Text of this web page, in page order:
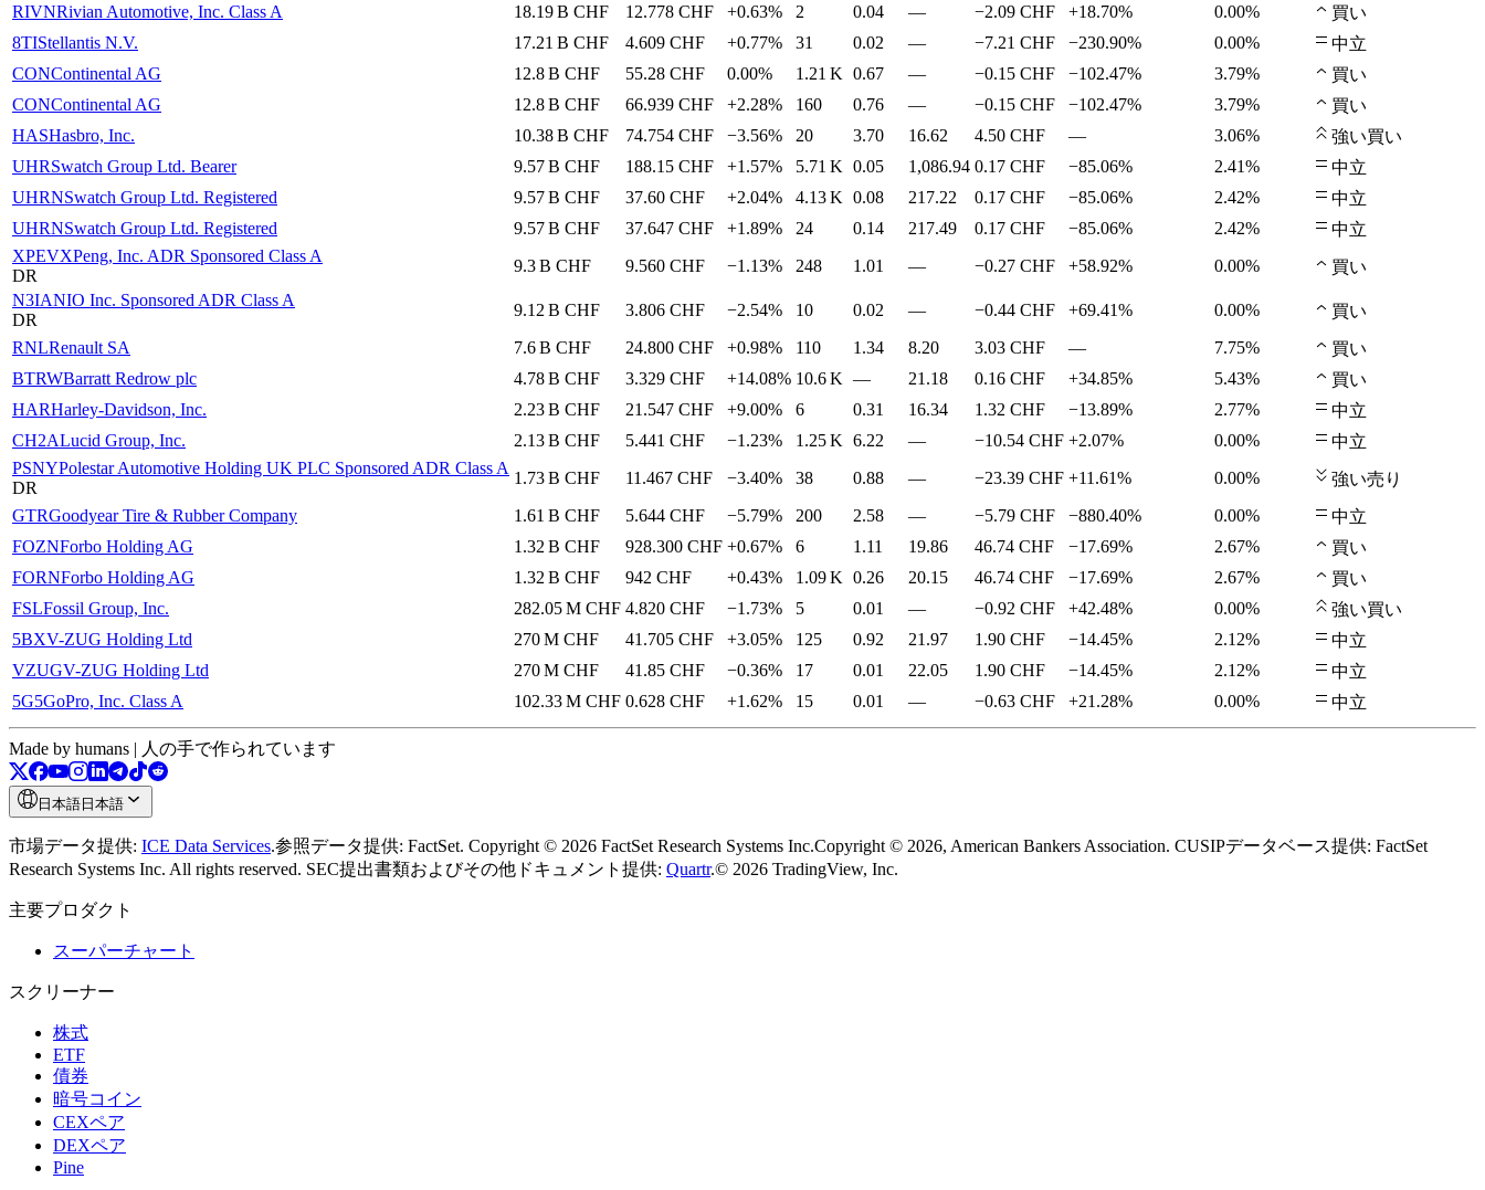
RIVNRivian Automotive, Inc. Class A 18.19 B CHF 12.778 CHF +0.63% 2 0.04 — −2.09 CHF +18.70% 0.00%
買い
8TIStellantis N.V. 17.21 B CHF 4.609 CHF +0.77% 31 0.02 — −7.21 CHF −230.90% 0.00%
中立
CONContinental AG 12.8 B CHF 55.28 CHF 0.00% 1.21 K 0.67 — −0.15 CHF −102.47% 3.79%
買い
CONContinental AG 12.8 B CHF 66.939 CHF +2.28% 160 0.76 — −0.15 CHF −102.47% 3.79%
買い
HASHasbro, Inc. 10.38 B CHF 74.754 CHF −3.56% 20 3.70 16.62 4.50 CHF — 3.06%
強い買い
UHRSwatch Group Ltd. Bearer 9.57 B CHF 188.15 CHF +1.57% 5.71 K 0.05 1,086.94 0.17 CHF −85.06% 2.41%
中立
UHRNSwatch Group Ltd. Registered 9.57 B CHF 37.60 CHF +2.04% 4.13 K 0.08 217.22 0.17 CHF −85.06% 2.42%
中立
UHRNSwatch Group Ltd. Registered 9.57 B CHF 37.647 CHF +1.89% 24 0.14 217.49 0.17 CHF −85.06% 2.42%
中立
XPEVXPeng, Inc. ADR Sponsored Class A
DR
9.3 B CHF 9.560 CHF −1.13% 248 1.01 — −0.27 CHF +58.92% 0.00%
買い
N3IANIO Inc. Sponsored ADR Class A
DR
9.12 B CHF 3.806 CHF −2.54% 10 0.02 — −0.44 CHF +69.41% 0.00%
買い
RNLRenault SA 7.6 B CHF 24.800 CHF +0.98% 110 1.34 8.20 3.03 CHF — 7.75%
買い
BTRWBarratt Redrow plc 4.78 B CHF 3.329 CHF +14.08% 10.6 K — 21.18 0.16 CHF +34.85% 5.43%
買い
HARHarley-Davidson, Inc. 2.23 B CHF 21.547 CHF +9.00% 6 0.31 16.34 1.32 CHF −13.89% 2.77%
中立
CH2ALucid Group, Inc. 2.13 B CHF 5.441 CHF −1.23% 1.25 K 6.22 — −10.54 CHF +2.07% 0.00%
中立
PSNYPolestar Automotive Holding UK PLC Sponsored ADR Class A
DR
1.73 B CHF 11.467 CHF −3.40% 38 0.88 — −23.39 CHF +11.61% 0.00%
強い売り
GTRGoodyear Tire & Rubber Company 1.61 B CHF 5.644 CHF −5.79% 200 2.58 — −5.79 CHF −880.40% 0.00%
中立
FOZNForbo Holding AG 1.32 B CHF 928.300 CHF +0.67% 6 1.11 19.86 46.74 CHF −17.69% 2.67%
買い
FORNForbo Holding AG 1.32 B CHF 942 CHF +0.43% 1.09 K 0.26 20.15 46.74 CHF −17.69% 2.67%
買い
FSLFossil Group, Inc. 282.05 M CHF 4.820 CHF −1.73% 5 0.01 — −0.92 CHF +42.48% 0.00%
強い買い
5BXV-ZUG Holding Ltd 270 M CHF 41.705 CHF +3.05% 125 0.92 21.97 1.90 CHF −14.45% 2.12%
中立
VZUGV-ZUG Holding Ltd 270 M CHF 41.85 CHF −0.36% 17 0.01 22.05 1.90 CHF −14.45% 2.12%
中立
5G5GoPro, Inc. Class A 102.33 M CHF 0.628 CHF +1.62% 15 0.01 — −0.63 CHF +21.28% 0.00% 中立
Made by humans | 人の手で作られています
日本語 日本語
市場データ提供: ICE Data Services.参照データ提供: FactSet. Copyright © 2026 FactSet Research Systems Inc.Copyright © 2026, American Bankers Association. CUSIPデータベース提供: FactSet
Research Systems Inc. All rights reserved. SEC提出書類およびその他ドキュメント提供: Quartr.© 2026 TradingView, Inc.
主要プロダクト
スーパーチャート
スクリーナー
株式
ETF
債券
暗号コイン
CEXペア
DEXペア
Pine